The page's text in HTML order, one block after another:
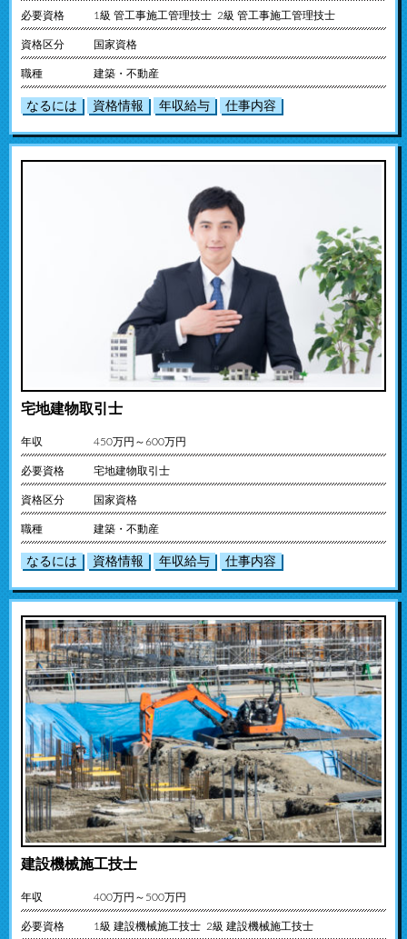
必要資格 1級 管工事施工管理技士 2級 管工事施工管理技士
資格区分 国家資格
職種 建築・不動産
なるには 資格情報 年収給与 仕事内容
宅地建物取引士
年収 450万円～600万円
必要資格 宅地建物取引士
資格区分 国家資格
職種 建築・不動産
なるには 資格情報 年収給与 仕事内容
建設機械施工技士
年収 400万円～500万円
必要資格 1級 建設機械施工技士 2級 建設機械施工技士